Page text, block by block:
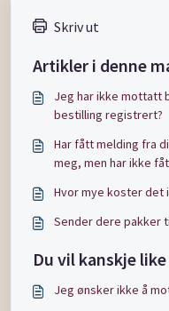
Skriv ut
Artikler i denne
Jeg har ikke mottatt
bestilling registrert?
Har fått melding fra
meg, men har ikke
Hvor mye koster det
Sender dere pakker
Du vil kanskje like
Jeg ønsker ikke å